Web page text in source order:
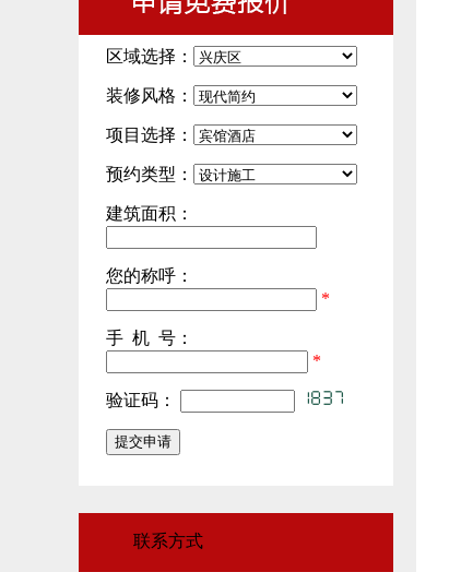
区域选择：
装修风格：
项目选择：
预约类型：
建筑面积：
您的称呼：
*
手 机 号：
*
验证码：
联系方式